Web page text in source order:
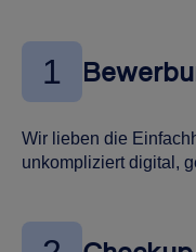
1
Wir lieben die
unkompliziert digital,